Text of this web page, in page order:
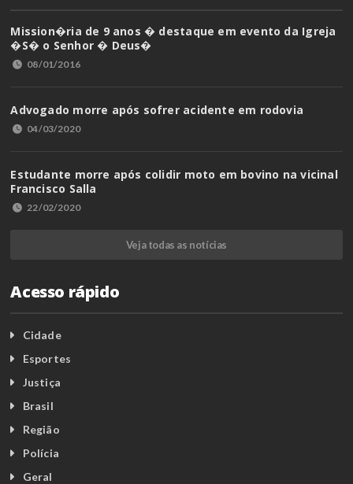
Mission�ria de 9 anos � destaque em evento da Igreja
�S� o Senhor � Deus�
08/01/2016
Advogado morre após sofrer acidente em rodovia
04/03/2020
Estudante morre após colidir moto em bovino na vicinal
Francisco Salla
22/02/2020
Veja todas as notícias
Acesso rápido
Cidade
Esportes
Justiça
Brasil
Região
Polícia
Geral